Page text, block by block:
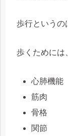
歩行というの
歩くためには
心肺機能
筋肉
骨格
関節